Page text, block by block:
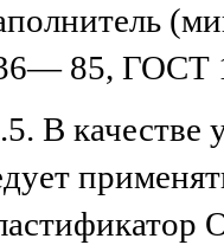
85, ГОСТ
В качестве